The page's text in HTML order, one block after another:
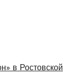
в Ростовской